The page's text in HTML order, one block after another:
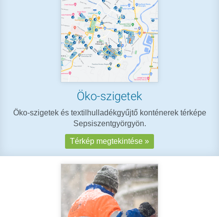
Öko-szigetek
Öko-szigetek és textilhulladékgyűjtő konténerek térképe
Sepsiszentgyörgyön.
Térkép megtekintése »